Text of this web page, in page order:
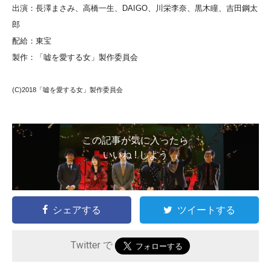
出演：長澤まさみ、高橋一生、DAIGO、川栄李奈、黒木瞳、吉田鋼太
郎
配給：東宝
製作：「嘘を愛する女」製作委員会
(C)2018「嘘を愛する女」製作委員会
この記事が気に入ったら
いいね ! しよう
シェアする ツイートする
Twitter で